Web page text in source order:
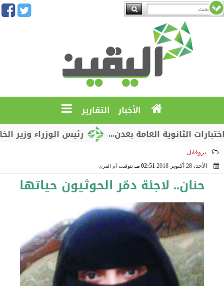
الأخبار التقارير
رئيس الوزراء وزير
العامة بعدن...
بروفايل
الأحد، 28 أكتوبر 2018
02:51 مـ بتوقيت أم القرى
حنان.. لاجئة دمّر الحوثيون حياتها